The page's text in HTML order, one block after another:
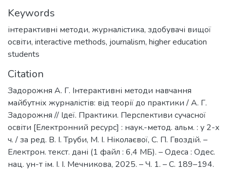
Keywords
інтерактивні методи, журналістика, здобувачі вищої
освіти, interactive methods, journalism, higher education
students
Citation
Задорожня А. Г. Інтерактивні методи навчання
майбутніх журналістів: від теорії до практики / А. Г.
Задорожня // Ідеї. Практики. Перспективи сучасної
освіти [Електронний ресурс] : наук.-метод. альм. : у 2-х
ч. / за ред. В. І. Труби, М. І. Ніколаєвої, С. П. Гвоздій. –
Електрон. текст. дані (1 файл : 6,4 МБ). – Одеса : Одес.
нац. ун-т ім. І. І. Мечникова, 2025. – Ч. 1. – С. 189–194.